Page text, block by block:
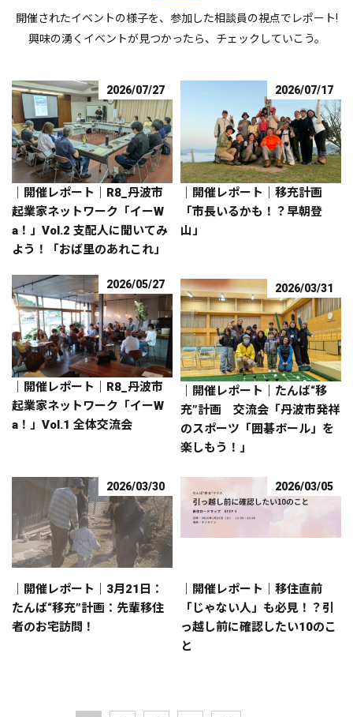
開催されたイベントの様子を、参加した相談員の視点でレポート!
興味の湧くイベントが見つかったら、チェックしていこう。
2026/07/27
｜開催レポート｜R8_丹波市
起業家ネットワーク「イーW
a！」Vol.2 支配人に聞いてみ
よう！「おば里のあれこれ」
2026/07/17
｜開催レポート｜移充計画
「市長いるかも！？早朝登
山」
2026/05/27
｜開催レポート｜R8_丹波市
起業家ネットワーク「イーW
a！」Vol.1 全体交流会
2026/03/31
｜開催レポート｜たんば“移
充”計画 交流会「丹波市発祥
のスポーツ「囲碁ボール」を
楽しもう！」
2026/03/30
｜開催レポート｜3月21日：
たんば“移充”計画：先輩移住
者のお宅訪問！
2026/03/05
｜開催レポート｜移住直前
「じゃない人」も必見！？引
っ越し前に確認したい10のこ
と